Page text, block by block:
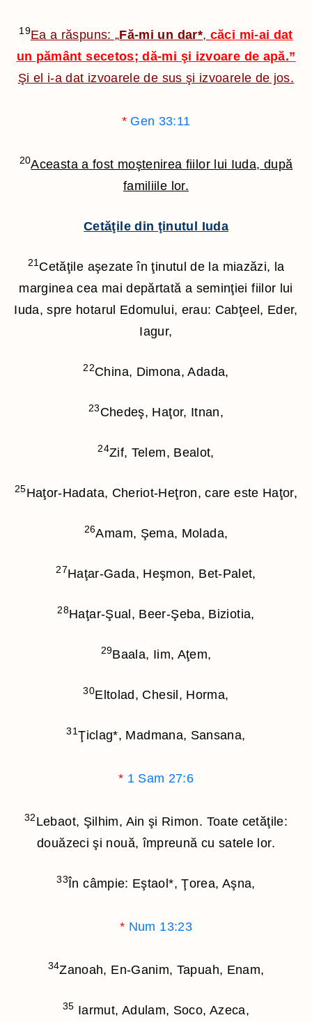
19Ea a răspuns: „Fă-mi un dar*, căci mi-ai dat
un pământ secetos; dă-mi şi izvoare de apă.”
Şi el i-a dat izvoarele de sus şi izvoarele de jos.
* Gen 33:11
20Aceasta a fost moştenirea fiilor lui Iuda, după
familiile lor.
Cetăţile din ţinutul Iuda
21Cetăţile aşezate în ţinutul de la miazăzi, la
marginea cea mai depărtată a seminţiei fiilor lui
Iuda, spre hotarul Edomului, erau: Cabţeel, Eder,
Iagur,
22China, Dimona, Adada,
23 Chedeş, Haţor, Itnan,
24Zif, Telem, Bealot,
25Haţor-Hadata, Cheriot-Heţron, care este Haţor,
26Amam, Şema, Molada,
27Haţar-Gada, Heşmon, Bet-Palet,
28Haţar-Şual, Beer-Şeba, Biziotia,
29Baala, Iim, Aţem,
30Eltolad, Chesil, Horma,
31Ţiclag*, Madmana, Sansana,
* 1 Sam 27:6
32 Lebaot, Şilhim, Ain şi Rimon. Toate cetăţile:
douăzeci şi nouă, împreună cu satele lor.
33În câmpie: Eştaol*, Ţorea, Aşna,
* Num 13:23
34Zanoah, En-Ganim, Tapuah, Enam,
35 Iarmut, Adulam, Soco, Azeca,